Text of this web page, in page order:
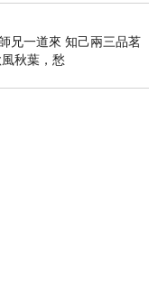
兄一道來 知己兩三品茗
秋葉，愁